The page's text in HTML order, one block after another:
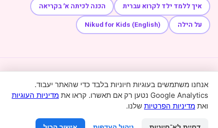
איך ללמד ילד לקרוא עברית
הכנה לכיתה א׳ בקריאה
על הילה
Nikud for Kids (English)
ביתאיך מלמדים קריאההכנה לכיתה א׳תמיכהמדיניות פרטיות
תנאי שימוש מדיניות עוגיותהעדפות עוגיות
אנחנו משתמשים בעוגיות חיוניות בלבד כדי שהאתר יעבוד.
Google Analytics נטען רק אם תאשרו. קראו את
מדיניות העוגיות
ואת מדיניות הפרטיות שלנו.